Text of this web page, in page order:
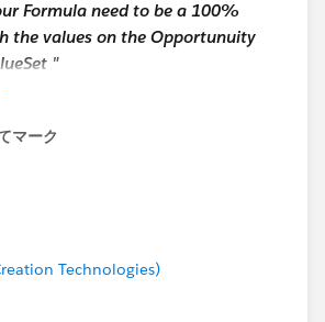
Formula need to be a 100%
the values on the Opportunuity
"
マーク
Technologies)